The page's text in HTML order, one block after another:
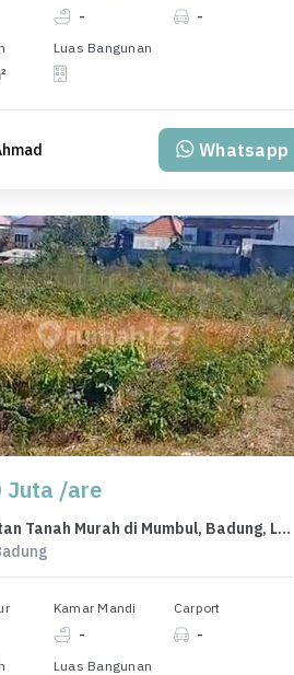
- -
Luas Bangunan
Whatsapp
Juta /are
Kesempatan Tanah Murah di Mumbul, Badung, Luas 2161m²
Kamar Mandi
-
Carport
-
Luas Bangunan